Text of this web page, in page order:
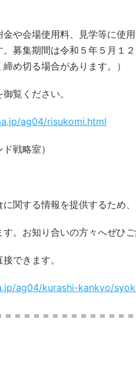
や会場使用料、見学等に使
募集期間は令和５年５月１
め切る場合があります。）
覧ください。
ag04/risukomi.html
戦略室）
関する情報を提供するため
す。お知り合いの方々へぜひ
できます。
ag04/kurashi-kankyo/
＝＝＝＝＝＝＝＝＝＝＝＝